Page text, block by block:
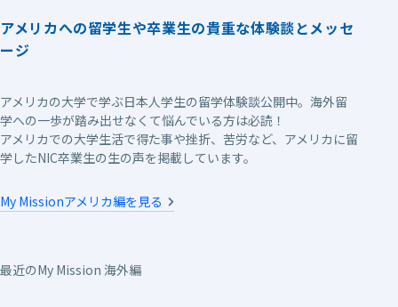
アメリカへの留学生や卒業生の貴重な体験談とメッセ
ージ
アメリカの大学で学ぶ日本人学生の留学体験談公開中。海外留
学への一歩が踏み出せなくて悩んでいる方は必読！
アメリカでの大学生活で得た事や挫折、苦労など、アメリカに留
学したNIC卒業生の生の声を掲載しています。
My Missionアメリカ編を見る
最近のMy Mission 海外編